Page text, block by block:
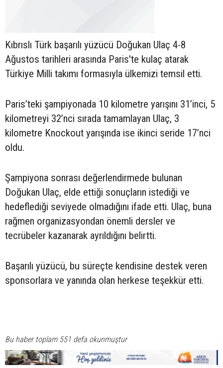
Kıbrıslı Türk başarılı yüzücü Doğukan Ulaç 4-8
Ağustos tarihleri arasında Paris'te kulaç atarak
Türkiye Milli takımı formasıyla ülkemizi temsil etti.
Paris’teki şampiyonada 10 kilometre yarışını 31’inci, 5
kilometreyi 32’nci sırada tamamlayan Ulaç, 3
kilometre Knockout yarışında ise ikinci seride 17’nci
oldu.
Şampiyona sonrası değerlendirmede bulunan
Doğukan Ulaç, elde ettiği sonuçların istediği ve
hedeflediği seviyede olmadığını ifade etti. Ulaç, buna
rağmen organizasyondan önemli dersler ve
tecrübeler kazanarak ayrıldığını belirtti.
Başarılı yüzücü, bu süreçte kendisine destek veren
sponsorlara ve yanında olan herkese teşekkür etti.
Bu haber toplam 551 defa okunmuştur